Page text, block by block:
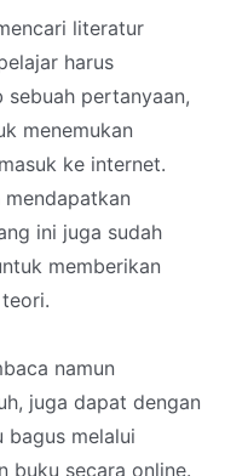
literatur
harus
sebuah pertanyaan,
menemukan
ke internet.
ini juga sudah
memberikan
namun
juga dapat dengan
bagus melalui
buku secara online.